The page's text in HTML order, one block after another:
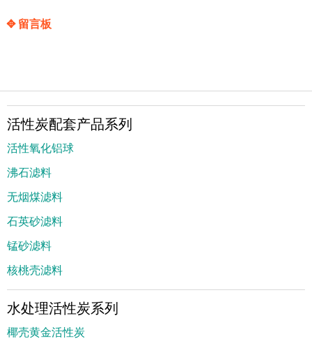
✥ 留言板
活性炭配套产品系列
活性氧化铝球
沸石滤料
无烟煤滤料
石英砂滤料
锰砂滤料
核桃壳滤料
水处理活性炭系列
椰壳黄金活性炭